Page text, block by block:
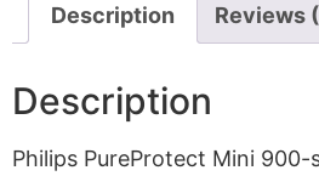
Description Reviews
Description
Philips PureProtect Mini 900-